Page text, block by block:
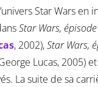
Star Wars en
Star Wars,
, 2002),Star Wars,
Lucas, 2005)
La suite de sa